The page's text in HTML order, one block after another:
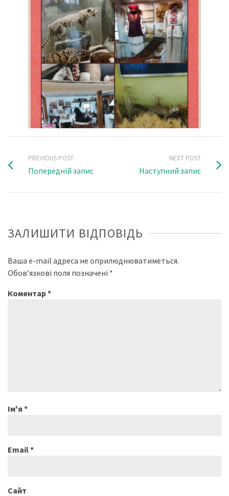
PREVIOUS POST
Попередній запис
NEXT POST
Наступний запис
ЗАЛИШИТИ ВІДПОВІДЬ
Ваша e-mail адреса не оприлюднюватиметься.
Обов’язкові поля позначені *
Коментар*
Ім'я *
Email*
Сайт